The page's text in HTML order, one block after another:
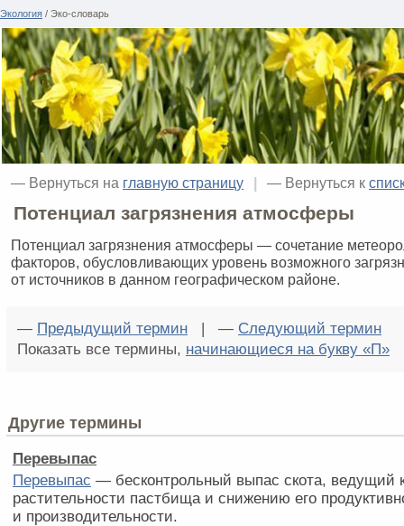
Экология / Эко-словарь
— Вернуться на главную страницу | — Вернуться к
Потенциал загрязнения атмосферы
Потенциал загрязнения атмосферы — сочетание
факторов, обусловливающих уровень возможного
от источников в данном географическом районе.
— Предыдущий термин | — Следующий термин
Показать все термины, начинающиеся на букву «П»
Другие термины
Перевыпас
Перевыпас — бесконтрольный выпас скота, ведущий
растительности пастбища и снижению его
и производительности.